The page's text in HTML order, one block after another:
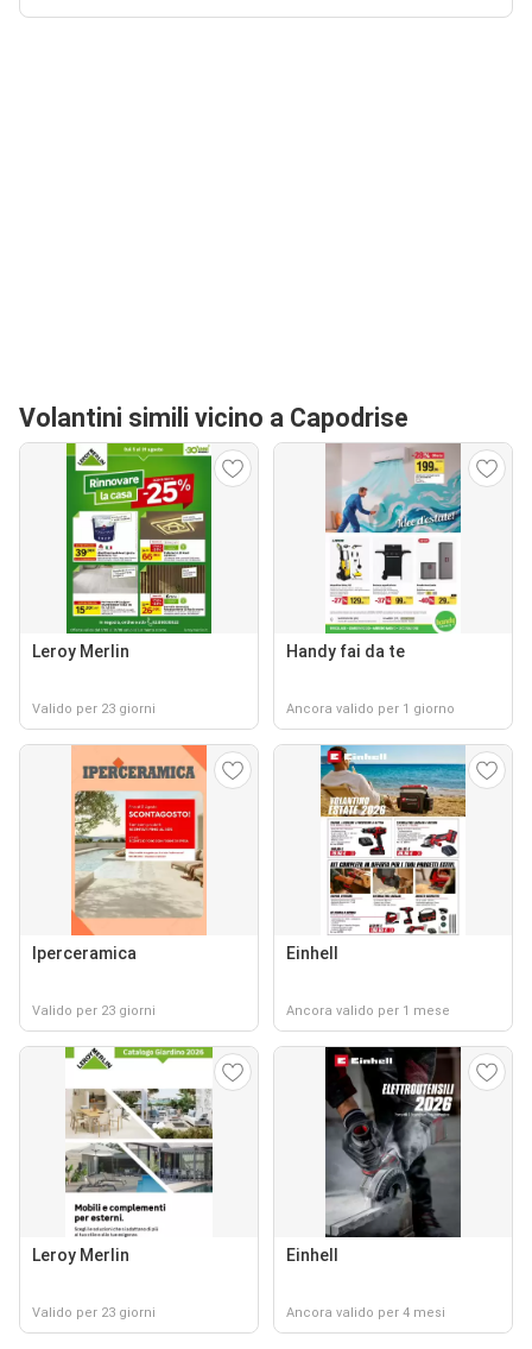
Volantini simili vicino a Capodrise
Leroy Merlin
Valido per 23 giorni
Handy fai da te
Ancora valido per 1 giorno
Iperceramica
Valido per 23 giorni
Einhell
Ancora valido per 1 mese
Leroy Merlin
Valido per 23 giorni
Einhell
Ancora valido per 4 mesi